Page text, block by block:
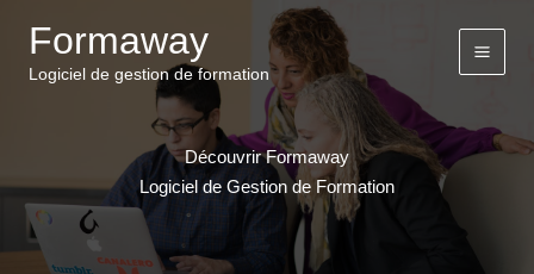
contenu
Formaway
Logiciel de gestion de formation
Découvrir Formaway
Logiciel de Gestion de Formation